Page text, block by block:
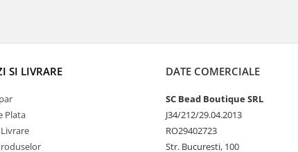
SI LIVRARE
Plata
DATE COMERCIALE
SC Bead Boutique SRL
J34/212/29.04.2013
RO29402723
Str. Bucuresti, 100